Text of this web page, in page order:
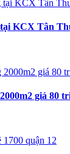
KCX Tân
giá 80